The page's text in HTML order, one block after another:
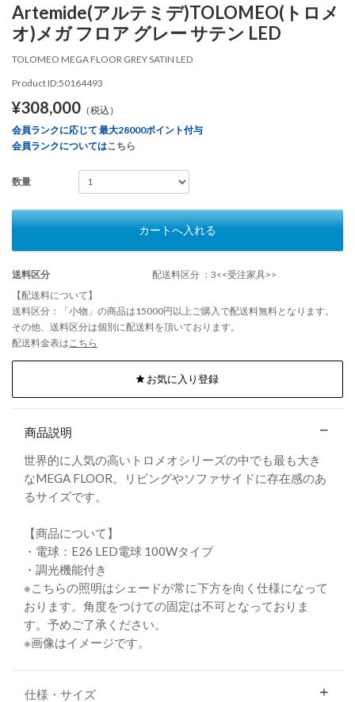
Artemide(アルテミデ)TOLOMEO(トロメ
オ)メガ フロア グレー サテン LED
TOLOMEO MEGA FLOOR GREY SATIN LED
Product ID:50164493
¥308,000 （税込）
会員ランクに応じて 最大28000ポイント付与
会員ランクについてはこちら
数量
カートへ入れる
送料区分
配送料区分 ：3<<受注家具>>
【配送料について】
送料区分：「小物」の商品は15000円以上ご購入で配送料無料となります。
その他、送料区分は個別に配送料を頂いております。
配送料金表は こちら
お気に入り登録
商品説明
世界的に人気の高いトロメオシリーズの中でも最も大き
なMEGA FLOOR。リビングやソファサイドに存在感のあ
るサイズです。
【商品について】
・電球：E26 LED電球 100Wタイプ
・調光機能付き
※こちらの照明はシェードが常に下方を向く仕様になって
おります。角度をつけての固定は不可となっておりま
す。予めご了承ください。
※画像はイメージです。
仕様・サイズ